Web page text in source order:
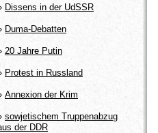
Dissens in der UdSSR
Duma-Debatten
20 Jahre Putin
Protest in Russland
Annexion der Krim
sowjetischem Truppenabzug
der DDR